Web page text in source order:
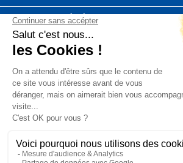
NOTRE SOCIÉTÉ
VOTRE COMPTE
INFORMATIONS DE LA BOUTIQUE
QUESTIONS FRÉQUEMMENT POSÉES